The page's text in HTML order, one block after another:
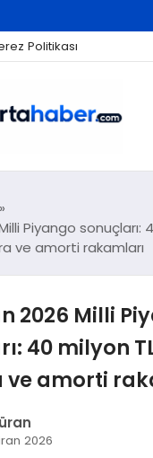
Politikası
Piyango sonuçları:
ve amorti rakamları
2026 Milli
40 milyon
ve amorti
2026